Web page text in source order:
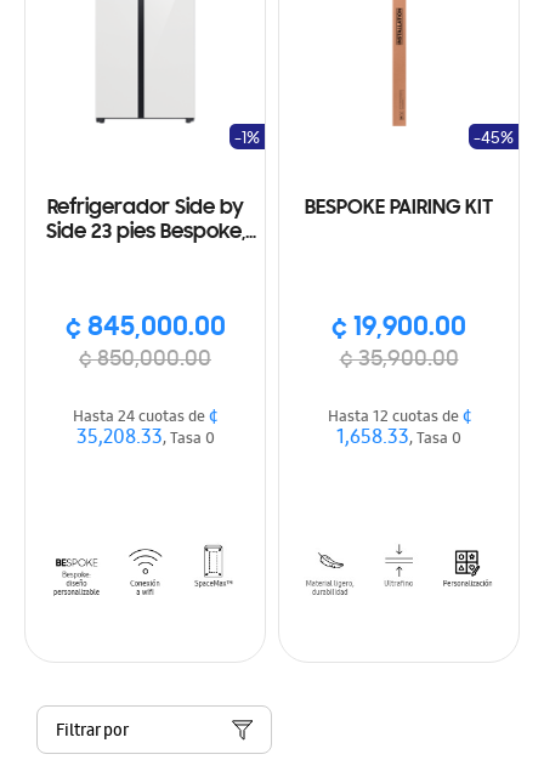
Refrigerador Side by
Side 23 pies Bespoke,
¢ 845,000.00
¢ 850,000.00
-1%
Hasta 24 cuotas de¢
35,208.33, Tasa 0
BESPOKE PAIRING KIT
¢ 19,900.00
¢ 35,900.00
-45%
Hasta 12 cuotas de¢
1,658.33, Tasa 0
Filtrar por